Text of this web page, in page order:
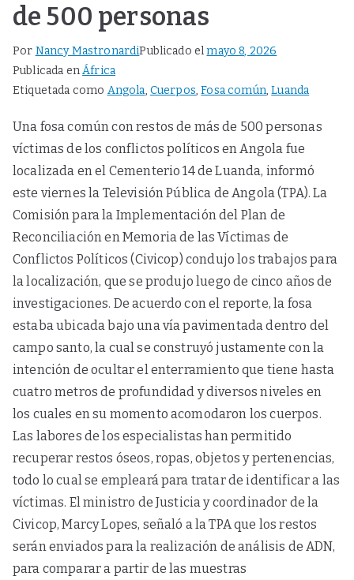
de 500 personas
Por Nancy MastronardiPublicado elmayo 8, 2026
Publicada enÁfrica
Etiquetada como Angola, Cuerpos,Fosa común,Luanda
Una fosa común con restos de más de 500 personas
víctimas de los conflictos políticos en Angola fue
localizada en el Cementerio 14 de Luanda, informó
este viernes la Televisión Pública de Angola (TPA). La
Comisión para la Implementación del Plan de
Reconciliación en Memoria de las Víctimas de
Conflictos Políticos (Civicop) condujo los trabajos para
la localización, que se produjo luego de cinco años de
investigaciones. De acuerdo con el reporte, la fosa
estaba ubicada bajo una vía pavimentada dentro del
campo santo, la cual se construyó justamente con la
intención de ocultar el enterramiento que tiene hasta
cuatro metros de profundidad y diversos niveles en
los cuales en su momento acomodaron los cuerpos.
Las labores de los especialistas han permitido
recuperar restos óseos, ropas, objetos y pertenencias,
todo lo cual se empleará para tratar de identificar a las
víctimas. El ministro de Justicia y coordinador de la
Civicop, Marcy Lopes, señaló a la TPA que los restos
serán enviados para la realización de análisis de ADN,
para comparar a partir de las muestras